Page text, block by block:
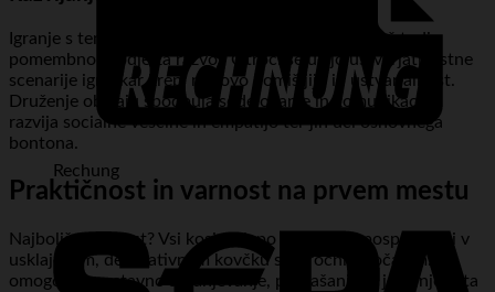
Rechung
Igranje s tem čajnim setom ni zgolj zabava, temveč tudi
pomembno orodje za razvoj. Otroci se učijo ustvarjati lastne
scenarije igre, kar krepi njihovo domišljijo in ustvarjalnost.
Druženje ob čaju spodbuja sodelovanje in komunikacijo,
razvija socialne veščine in empatijo ter jih uči osnovnega
bontona.
Praktičnost in varnost na prvem mestu
Najboljša lastnost? Vsi kosi so lepo in urejeno pospravljeni v
usklajenem, dekorativnem kovčku s priročnim ročajem. To
omogoča enostavno shranjevanje, prenašanje in jemanje seta